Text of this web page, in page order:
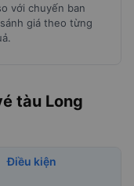
với chuyến ban
giá theo từng
tàu Long
Điều kiện